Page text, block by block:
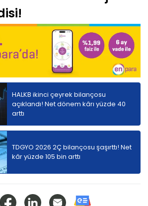
HALKB ikinci çeyrek bilançosu
açıklandı! Net dönem kârı yüzde 40
arttı
TDGYO 2026 2Ç bilançosu şaşırttı! Net
kâr yüzde 105 bin arttı